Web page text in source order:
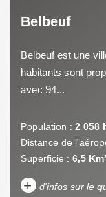
Belbeuf
Belbeuf est une
habitants sont
avec 94...
Population : 2 058
Distance de
Superficie : 6,5
+ d'infos sur le